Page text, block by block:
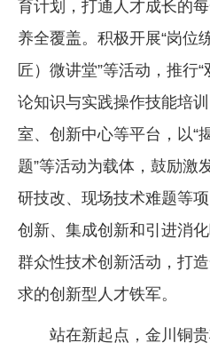
育计划，打通人才成长的
养全覆盖。积极开展“岗位
匠）微讲堂”等活动，推行
论知识与实践操作技能培
室、创新中心等平台，以“
题”等活动为载体，鼓励激
研技改、现场技术难题等
创新、集成创新和引进消
群众性技术创新活动，打
求的创新型人才铁军。
站在新起点，金川铜